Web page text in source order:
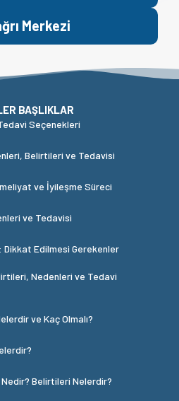
Merkezi
BAŞLIKLAR
Seçenekleri
Belirtileri ve Tedavisi
ve İyileşme Süreci
ve Tedavisi
Dikkat Edilmesi Gerekenler
Nedenleri ve Tedavi
ve Kaç Olmalı?
Nedir? Belirtileri Nelerdir?